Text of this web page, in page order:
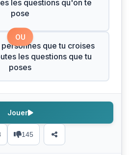
les questions qu'on te
pose
OU
que tu croises
les questions que tu
poses
145
Jouer